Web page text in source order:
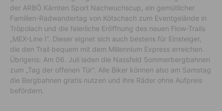
der ARBÖ Kärnten Sport Nachwuchscup, ein gemütlicher
Familien-Radwandertag von Kötschach zum Eventgelände in
Tröpolach und die feierliche Eröffnung des neuen Flow-Trails
„MEX-Line I“. Dieser eignet sich auch bestens für Einsteiger,
die den Trail bequem mit dem Millennium Express erreichen.
Übrigens: Am 06. Juli laden die Nassfeld Sommerbergbahnen
zum „Tag der offenen Tür“. Alle Biker können also am Samstag
die Bergbahnen gratis nutzen und ihre Räder ohne Aufpreis
befördern.